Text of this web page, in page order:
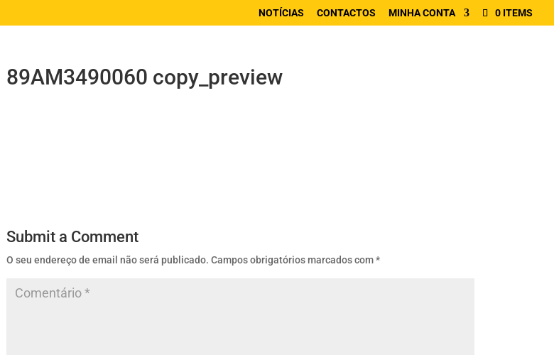
NOTÍCIAS CONTACTOS MINHA CONTA 0 ITEMS
89AM3490060 copy_preview
Submit a Comment
O seu endereço de email não será publicado. Campos obrigatórios marcados com*